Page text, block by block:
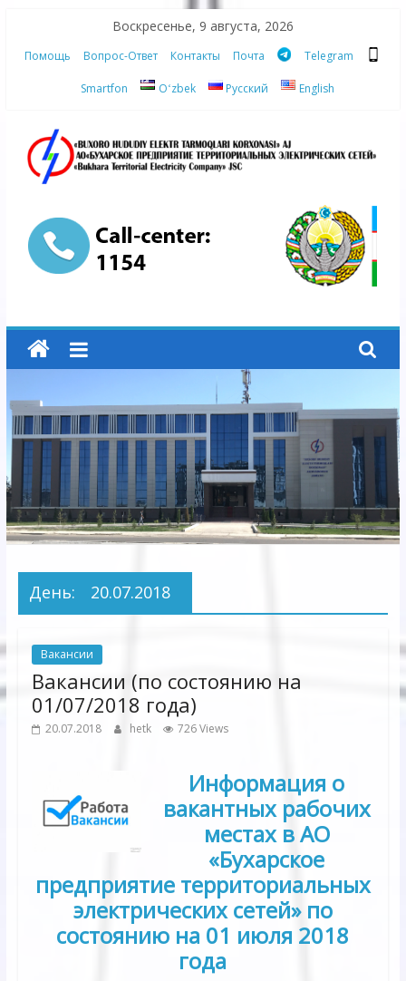
content
Воскресенье, 9 августа, 2026
Помощь Вопрос-Ответ Контакты Почта Telegram
Smartfon Oʻzbek Русский English
АО
"Бухарское
Предприятие
Территориальных
Электрических
сетей"
АО
"Бухарское
Электрических
День: 20.07.2018
Вакансии
Вакансии (по состоянию на
01/07/2018 года)
20.07.2018 hetk 726 Views
Информация о
вакантных рабочих
местах в АО
«Бухарское
предприятие территориальных
электрических сетей» по
состоянию на 01 июля 2018
года